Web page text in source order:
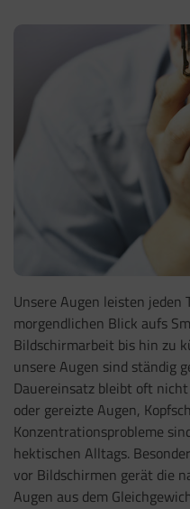
Unsere Augen leisten jeden
morgendlichen Blick aufs
Bildschirmarbeit bis hin zu
unsere Augen sind ständig
Dauereinsatz bleibt oft
oder gereizte Augen,
Konzentrationsprobleme
hektischen Alltags.
vor Bildschirmen gerät die
Augen aus dem